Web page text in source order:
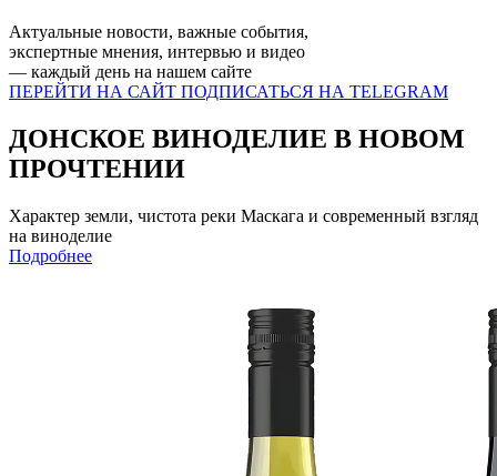
Актуальные новости, важные события,
экспертные мнения, интервью и видео
— каждый день на нашем сайте
ПЕРЕЙТИ НА САЙТ ПОДПИСАТЬСЯ НА TELEGRAM
ДОНСКОЕ ВИНОДЕЛИЕ В НОВОМ
ПРОЧТЕНИИ
Характер земли, чистота реки Маскага и современный взгляд
на виноделие
Подробнее